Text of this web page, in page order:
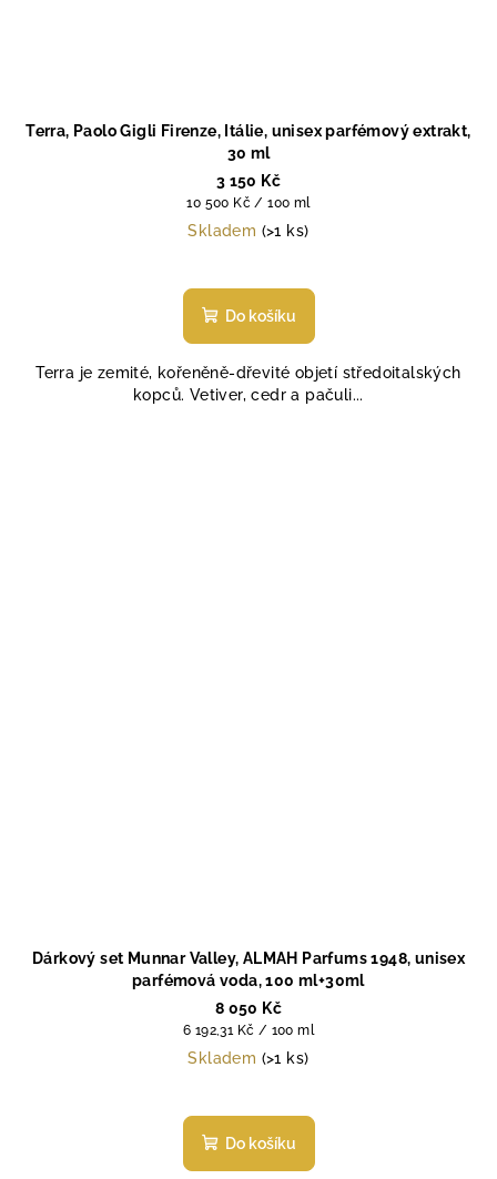
Terra, Paolo Gigli Firenze, Itálie, unisex parfémový extrakt,
30 ml
3 150 Kč
Měrná
cena:
10 500 Kč / 100 ml
Skladem (>1 ks)
hodnocení
produktu
z
5
Do košíku
Terra je zemité, kořeněně‑dřevité objetí středoitalských
kopců. Vetiver, cedr a pačuli...
Dárkový set Munnar Valley, ALMAH Parfums 1948, unisex
parfémová voda, 100 ml+30ml
8 050 Kč
Měrná
cena:
6 192,31 Kč / 100 ml
Skladem (>1 ks)
Do košíku